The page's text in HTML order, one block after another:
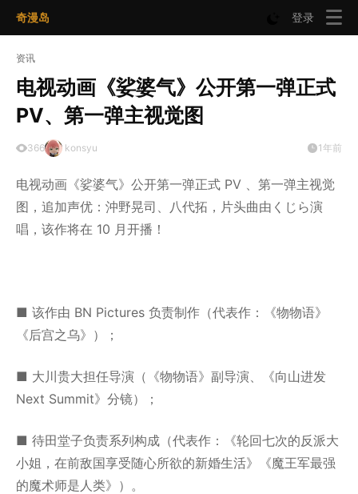
奇漫岛 登录
资讯
电视动画《娑婆气》公开第一弹正式
PV、第一弹主视觉图
366 konsyu 1年前
电视动画《娑婆气》公开第一弹正式 PV 、第一弹主视觉
图，追加声优：沖野晃司、八代拓，片头曲由くじら演
唱，该作将在 10 月开播！
■ 该作由 BN Pictures 负责制作（代表作：《物物语》
《后宫之乌》）；
■ 大川贵大担任导演（《物物语》副导演、《向山进发
Next Summit》分镜）；
■ 待田堂子负责系列构成（代表作：《轮回七次的反派大
小姐，在前敌国享受随心所欲的新婚生活》《魔王军最强
的魔术师是人类》）。